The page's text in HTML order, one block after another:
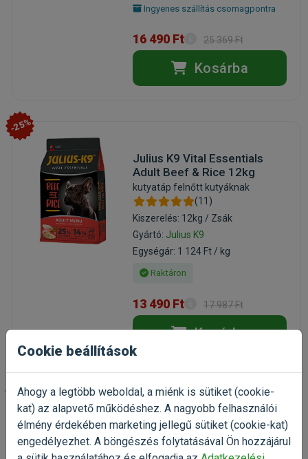
Ingyenes szállítás csomagpontra
16 490 Ft 25 369 Ft
Kosárba
-25%
Julius K9 Vital Essentials
Adult Beef & Rice 12kg
kutyatáp felnőtt kutyáknak
(11)
Kiszerelés: 12kg / Zsák
Gyártó: Julius K9
Egységár: 1 124 Ft / kg
Raktáron
13 490 Ft 17 987 Ft
Kosárba
-20%
N&D Grain Free Quinoa
Weight Management Bárány
Medium/Maxi 7kg
Cookie beállítások
Ahogy a legtöbb weboldal, a miénk is sütiket (cookie-
kat) az alapvető működéshez. A nagyobb felhasználói
élmény érdekében marketing jellegű sütiket (cookie-kat)
engedélyezhet. A böngészés folytatásával Ön hozzájárul